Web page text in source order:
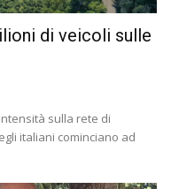
di veicoli sulle
sulla rete di
italiani cominciano ad